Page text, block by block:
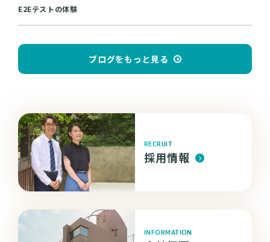
E2Eテストの体験
ブログをもっと見る
RECRUIT
採用情報
INFORMATION